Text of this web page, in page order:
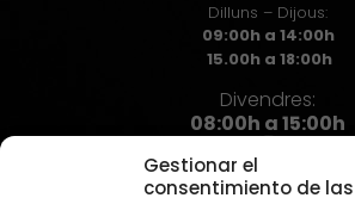
Gestionar el
consentimiento de las
Dilluns – Dijous:
09:00h a 14:00h
15.00h a 18:00h
Divendres:
08:00h a 15:00h